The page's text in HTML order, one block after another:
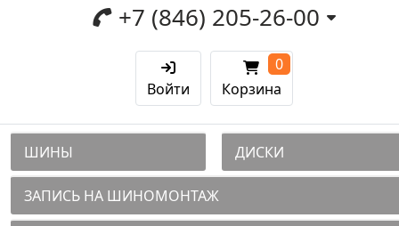
+7 (846) 205-26-00
Войти Корзина
0
ШИНЫ ДИСКИ
ЗАПИСЬ НА ШИНОМОНТАЖ